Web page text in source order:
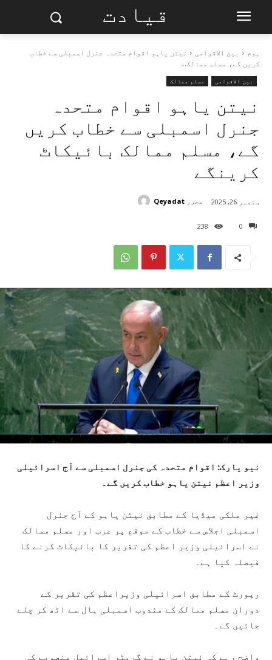
قیادت
ہوم بین الاقوامی
نیتن یاہو اقوام متحدہ جنرل اسمبلی سے خطاب
کریں گے، مسلم ممالک...
بین الاقوامی مسلم ممالک
نیتن یاہو اقوام متحدہ
جنرل اسمبلی سے خطاب کریں
گے، مسلم ممالک بائیکاٹ
کرینگے
0
238
ستمبر 26, 2025 محرر Qeyadat
نیو یارک: اقوام متحدہ کی جنرل اسمبلی سے آج اسرائیلی
وزیر اعظم نیتن یاہو خطاب کریں گے۔
غیر ملکی میڈیا کے مطابق نیتن یاہو کے آج جنرل
اسمبلی اجلاس سے خطاب کے موقع پر عرب اور مسلم ممالک
نے اسرائیلی وزیر اعظم کی تقریر کا بائیکاٹ کرنے کا
فیصلہ کیا ہے۔
رپورٹ کے مطابق اسرائیلی وزیراعظم کی تقریر کے
دوران مسلم ممالک کے مندوب اسمبلی ہال سے اٹھ کر چلے
جائیں گے۔
واضح رہے کہ نیتن یاہو نے گریٹر اسرائیل منصوبے کی